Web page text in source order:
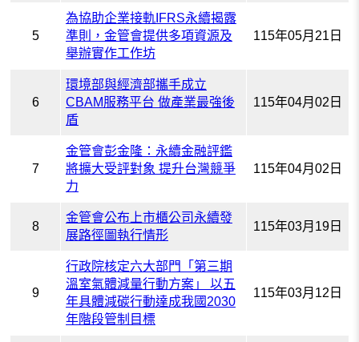
5
為協助企業接軌IFRS永續揭露
準則，金管會提供多項資源及
舉辦實作工作坊
115年05月21日
6
環境部與經濟部攜手成立
CBAM服務平台 做產業最強後
盾
115年04月02日
7
金管會彭金隆：永續金融評鑑
將擴大受評對象 提升台灣競爭
力
115年04月02日
8
金管會公布上市櫃公司永續發
展路徑圖執行情形
115年03月19日
9
行政院核定六大部門「第三期
溫室氣體減量行動方案」 以五
年具體減碳行動達成我國2030
年階段管制目標
115年03月12日